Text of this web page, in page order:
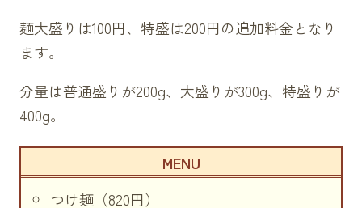
麺大盛りは100円、特盛は200円の追加料金となり
ます。
分量は普通盛りが200g、大盛りが300g、特盛りが
400g。
つけ麺（820円）